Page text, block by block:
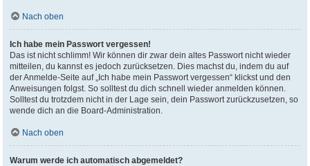
Nach oben
Ich habe mein Passwort vergessen!
Das ist nicht schlimm! Wir können dir zwar dein altes Passwort nicht wieder
mitteilen, du kannst es jedoch zurücksetzen. Dies machst du, indem du auf
der Anmelde-Seite auf „Ich habe mein Passwort vergessen“ klickst und den
Anweisungen folgst. So solltest du dich schnell wieder anmelden können.
Solltest du trotzdem nicht in der Lage sein, dein Passwort zurückzusetzen, so
wende dich an die Board-Administration.
Nach oben
Warum werde ich automatisch abgemeldet?